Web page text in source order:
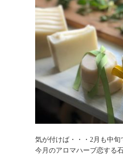
気が付けば・・・2月も中旬
今月のアロマハーブ恋する